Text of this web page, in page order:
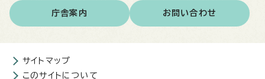
庁舎案内 お問い合わせ
サイトマップ
このサイトについて